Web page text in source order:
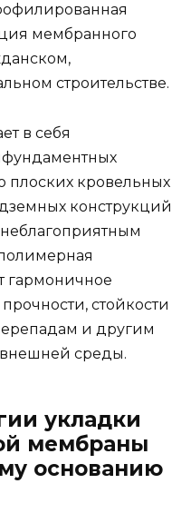
мембранного
строительстве.
в себя
плоских кровельных
конструкций
гармоничное
стойкости
и другим
среды.
укладки
мембраны
основанию